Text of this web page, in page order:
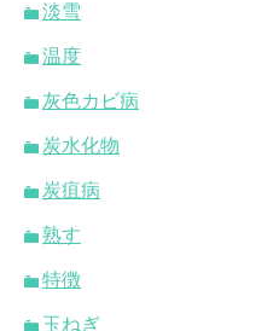
淡雪
温度
灰色カビ病
炭水化物
炭疽病
熟す
特徴
玉ねぎ